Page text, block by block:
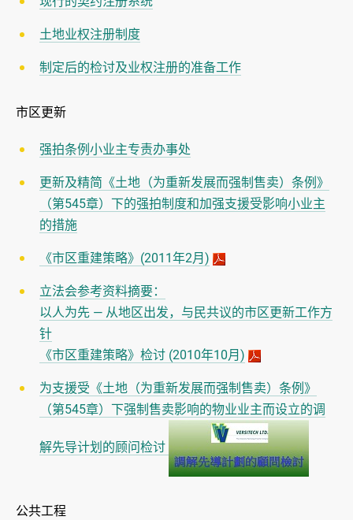
土地业权注册制度
制定后的检讨及业权注册的准备工作
市区更新
强拍条例小业主专责办事处
更新及精简《土地（为重新发展而强制售卖）条例》
（第545章）下的强拍制度和加强支援受影响小业主
的措施
《市区重建策略》(2011年2月)
立法会参考资料摘要：
以人为先 — 从地区出发，与民共议的市区更新工作方
针
《市区重建策略》检讨 (2010年10月)
为支援受《土地（为重新发展而强制售卖）条例》
（第545章）下强制售卖影响的物业业主而设立的调
解先导计划的顾问检讨
公共工程